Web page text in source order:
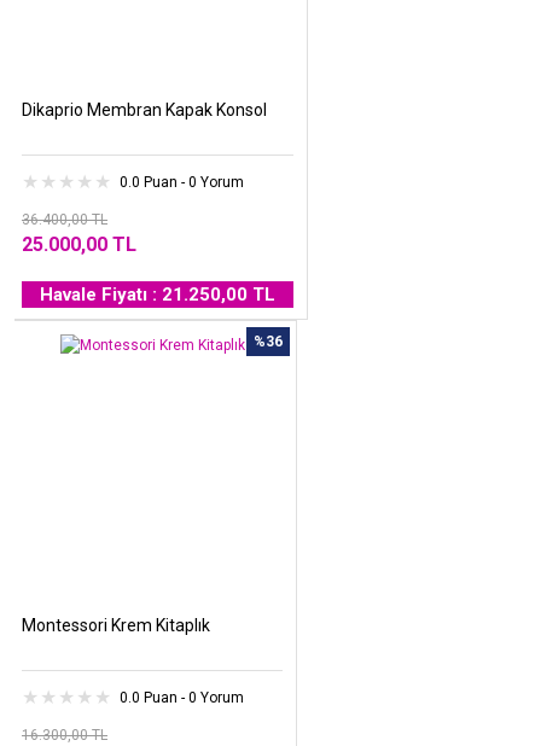
Dikaprio Membran Kapak Konsol
0.0 Puan - 0 Yorum
36.400,00 TL
25.000,00 TL
Havale Fiyatı : 21.250,00 TL
%36
Montessori Krem Kitaplık
0.0 Puan - 0 Yorum
16.300,00 TL